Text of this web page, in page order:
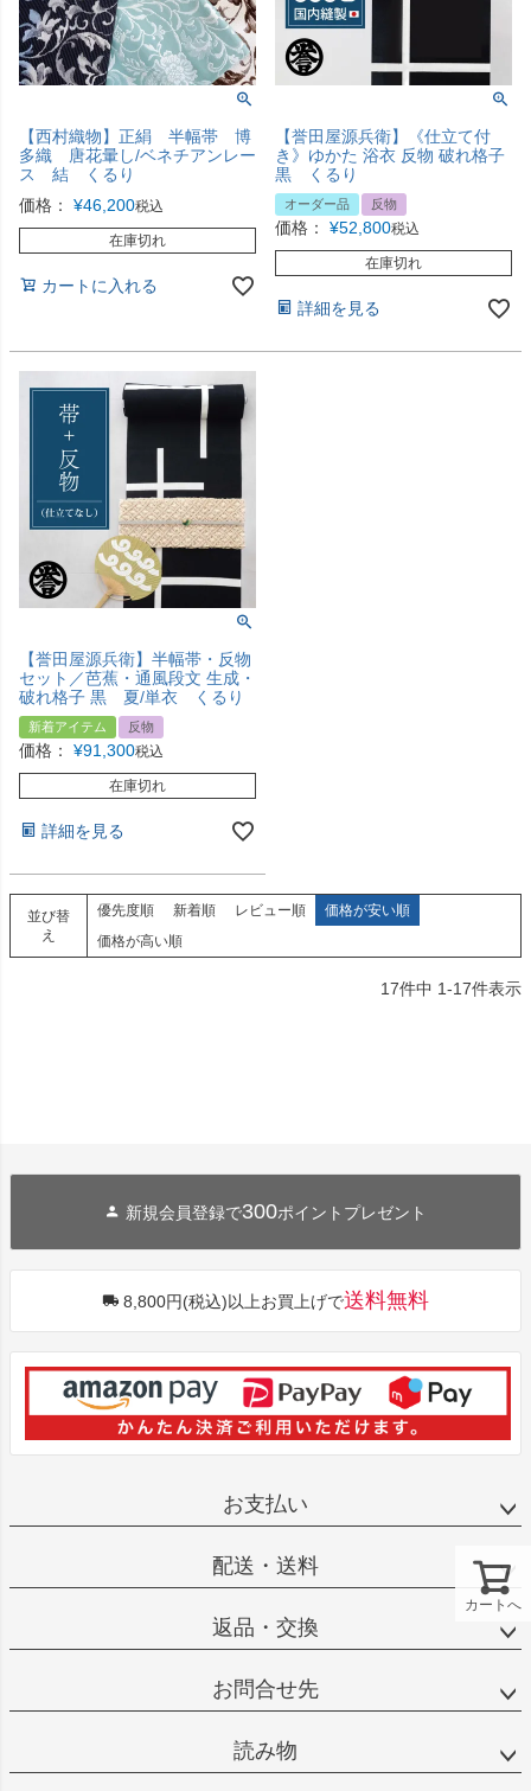
【西村織物】正絹 半幅帯 博
多織 唐花暈し/ベネチアンレー
ス 結 くるり
価格：
¥46,200税込
在庫切れ
カートに入れる
【誉田屋源兵衛】《仕立て付
き》ゆかた 浴衣 反物 破れ格子
黒 くるり
オーダー品 反物
価格： ¥52,800税込
在庫切れ
詳細を見る
【誉田屋源兵衛】半幅帯・反物
セット／芭蕉・通風段文 生成・
破れ格子 黒 夏/単衣 くるり
新着アイテム 反物
価格： ¥91,300税込
在庫切れ
詳細を見る
並び替
え
優先度順 新着順 レビュー順
価格が安い順
価格が高い順
17件中 1-17件表示
カートへ
新規会員登録で300ポイントプレゼント
8,800円(税込)以上お買上げで送料無料
お支払い
配送・送料
返品・交換
お問合せ先
読み物